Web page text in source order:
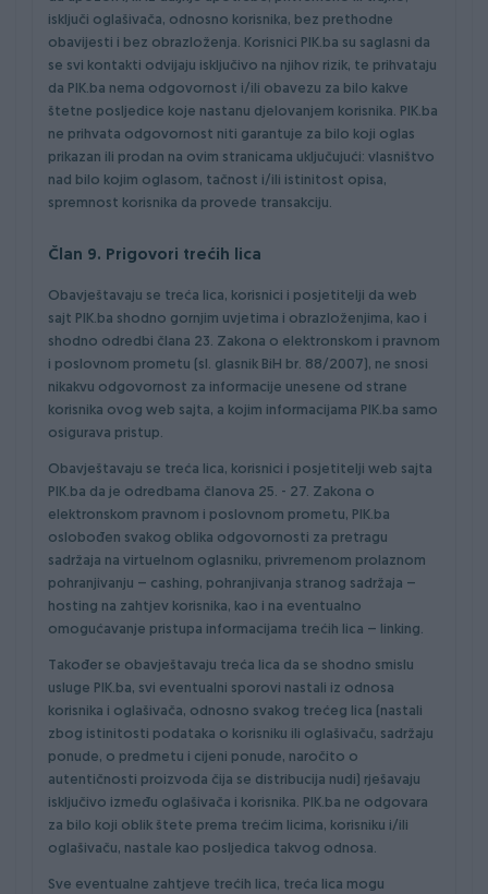
isključi oglašivača, odnosno korisnika, bez prethodne
obavijesti i bez obrazloženja. Korisnici PIK.ba su saglasni da
se svi kontakti odvijaju isključivo na njihov rizik, te prihvataju
da PIK.ba nema odgovornost i/ili obavezu za bilo kakve
štetne posljedice koje nastanu djelovanjem korisnika. PIK.ba
ne prihvata odgovornost niti garantuje za bilo koji oglas
prikazan ili prodan na ovim stranicama uključujući: vlasništvo
nad bilo kojim oglasom, tačnost i/ili istinitost opisa,
spremnost korisnika da provede transakciju.
Član 9. Prigovori trećih lica
Obavještavaju se treća lica, korisnici i posjetitelji da web
sajt PIK.ba shodno gornjim uvjetima i obrazloženjima, kao i
shodno odredbi člana 23. Zakona o elektronskom i pravnom
i poslovnom prometu (sl. glasnik BiH br. 88/2007), ne snosi
nikakvu odgovornost za informacije unesene od strane
korisnika ovog web sajta, a kojim informacijama PIK.ba samo
osigurava pristup.
Obavještavaju se treća lica, korisnici i posjetitelji web sajta
PIK.ba da je odredbama članova 25. - 27. Zakona o
elektronskom pravnom i poslovnom prometu, PIK.ba
oslobođen svakog oblika odgovornosti za pretragu
sadržaja na virtuelnom oglasniku, privremenom prolaznom
pohranjivanju – cashing, pohranjivanja stranog sadržaja –
hosting na zahtjev korisnika, kao i na eventualno
omogućavanje pristupa informacijama trećih lica – linking.
Također se obavještavaju treća lica da se shodno smislu
usluge PIK.ba, svi eventualni sporovi nastali iz odnosa
korisnika i oglašivača, odnosno svakog trećeg lica (nastali
zbog istinitosti podataka o korisniku ili oglašivaču, sadržaju
ponude, o predmetu i cijeni ponude, naročito o
autentičnosti proizvoda čija se distribucija nudi) rješavaju
isključivo između oglašivača i korisnika. PIK.ba ne odgovara
za bilo koji oblik štete prema trećim licima, korisniku i/ili
oglašivaču, nastale kao posljedica takvog odnosa.
Sve eventualne zahtjeve trećih lica, treća lica mogu